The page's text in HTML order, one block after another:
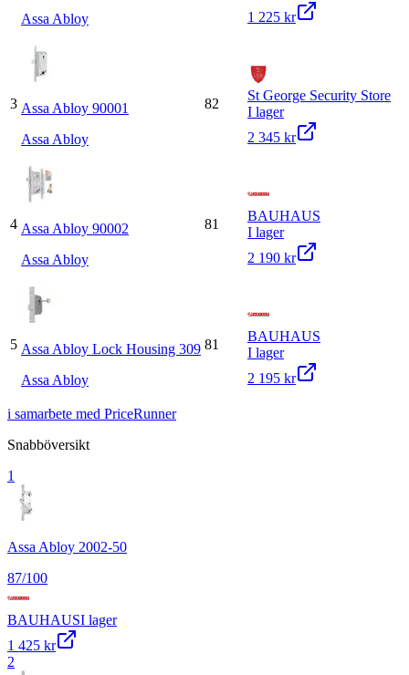
Assa Abloy
1 225 kr
3 Assa Abloy 90001
Assa Abloy
82
St George Security Store
I lager
2 345 kr
4 Assa Abloy 90002
Assa Abloy
81
BAUHAUS
I lager
2 190 kr
5 Assa Abloy Lock Housing 309
Assa Abloy
81
BAUHAUS
I lager
2 195 kr
i samarbete med PriceRunner
Snabböversikt
1
Assa Abloy 2002-50
87/100
BAUHAUSI lager
1 425 kr
2